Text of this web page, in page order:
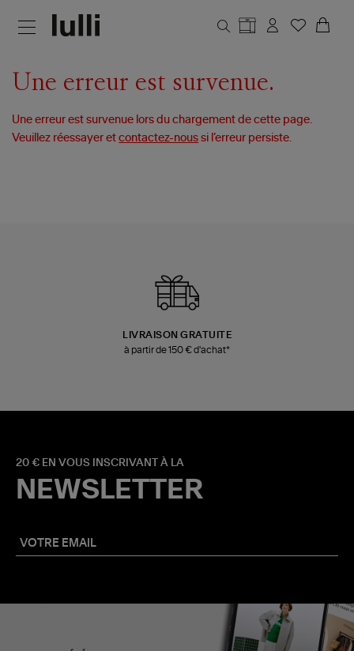
Une erreur est survenue.
Une erreur est survenue lors du chargement de cette page.
Veuillez réessayer etcontactez-nous si l’erreur persiste.
LIVRAISON GRATUITE
à partir de 150 € d'achat*
20 € EN VOUS INSCRIVANT À LA
NEWSLETTER